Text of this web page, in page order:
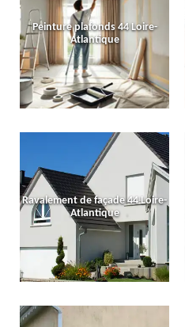
Peinture plafonds 44 Loire-
Atlantique
Ravalement de façade 44 Loire-
Atlantique